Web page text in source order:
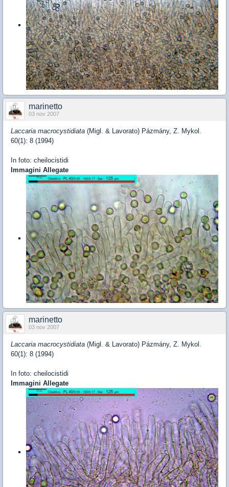
marinetto
03 nov 2007
Laccaria macrocystidiata (Migl. & Lavorato) Pázmány, Z. Mykol.
60(1): 8 (1994)
In foto: cheilocistidi
Immagini Allegate
marinetto
03 nov 2007
Laccaria macrocystidiata (Migl. & Lavorato) Pázmány, Z. Mykol.
60(1): 8 (1994)
In foto: cheilocistidi
Immagini Allegate